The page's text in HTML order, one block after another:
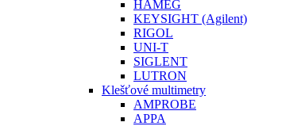
HAMEG
KEYSIGHT (Agilent)
RIGOL
UNI-T
SIGLENT
LUTRON
Klešťové multimetry
AMPROBE
APPA